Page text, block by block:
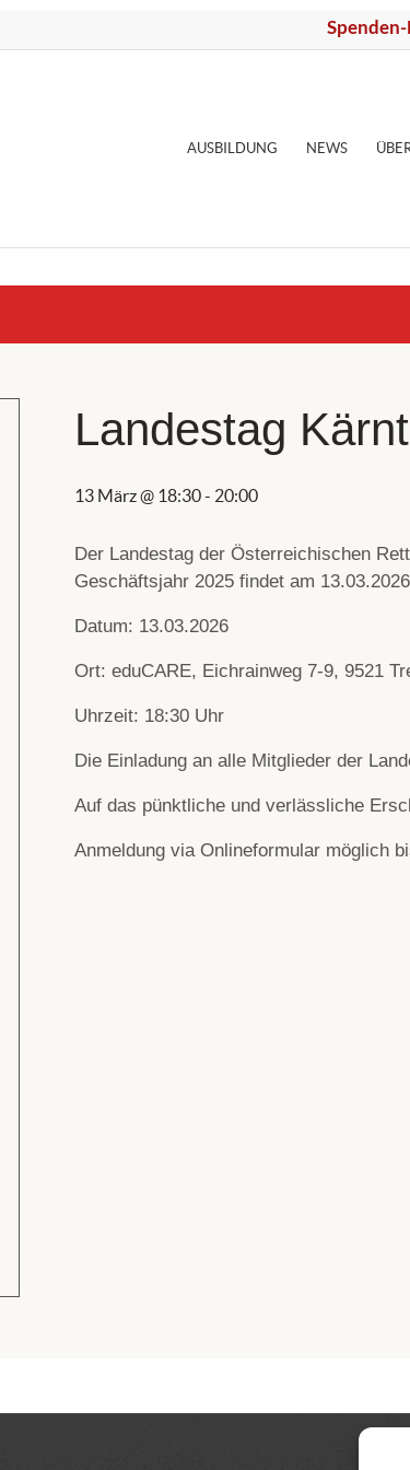
AUSBILDUNG NEWS
Landestag
13 März @ 18:30- 20:00
Der Landestag der Österreichischen
Geschäftsjahr 2025 findet am
Datum: 13.03.2026
Ort: eduCARE, Eichrainweg 7-9, 9521
Uhrzeit: 18:30 Uhr
Die Einladung an alle Mitglieder der
Auf das pünktliche und verlässliche
Anmeldung via Onlineformular möglich